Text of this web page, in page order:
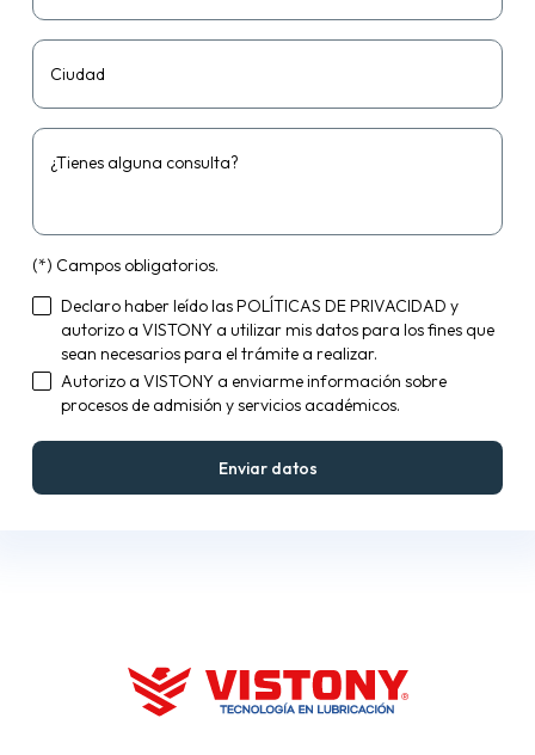
Ciudad
¿Tienes alguna consulta?
(*) Campos obligatorios.
Declaro haber leído lasPOLÍTICAS DE PRIVACIDAD y
autorizo a VISTONY a utilizar mis datos para los fines que
sean necesarios para el trámite a realizar.
Autorizo a VISTONY a enviarme información sobre
procesos de admisión y servicios académicos.